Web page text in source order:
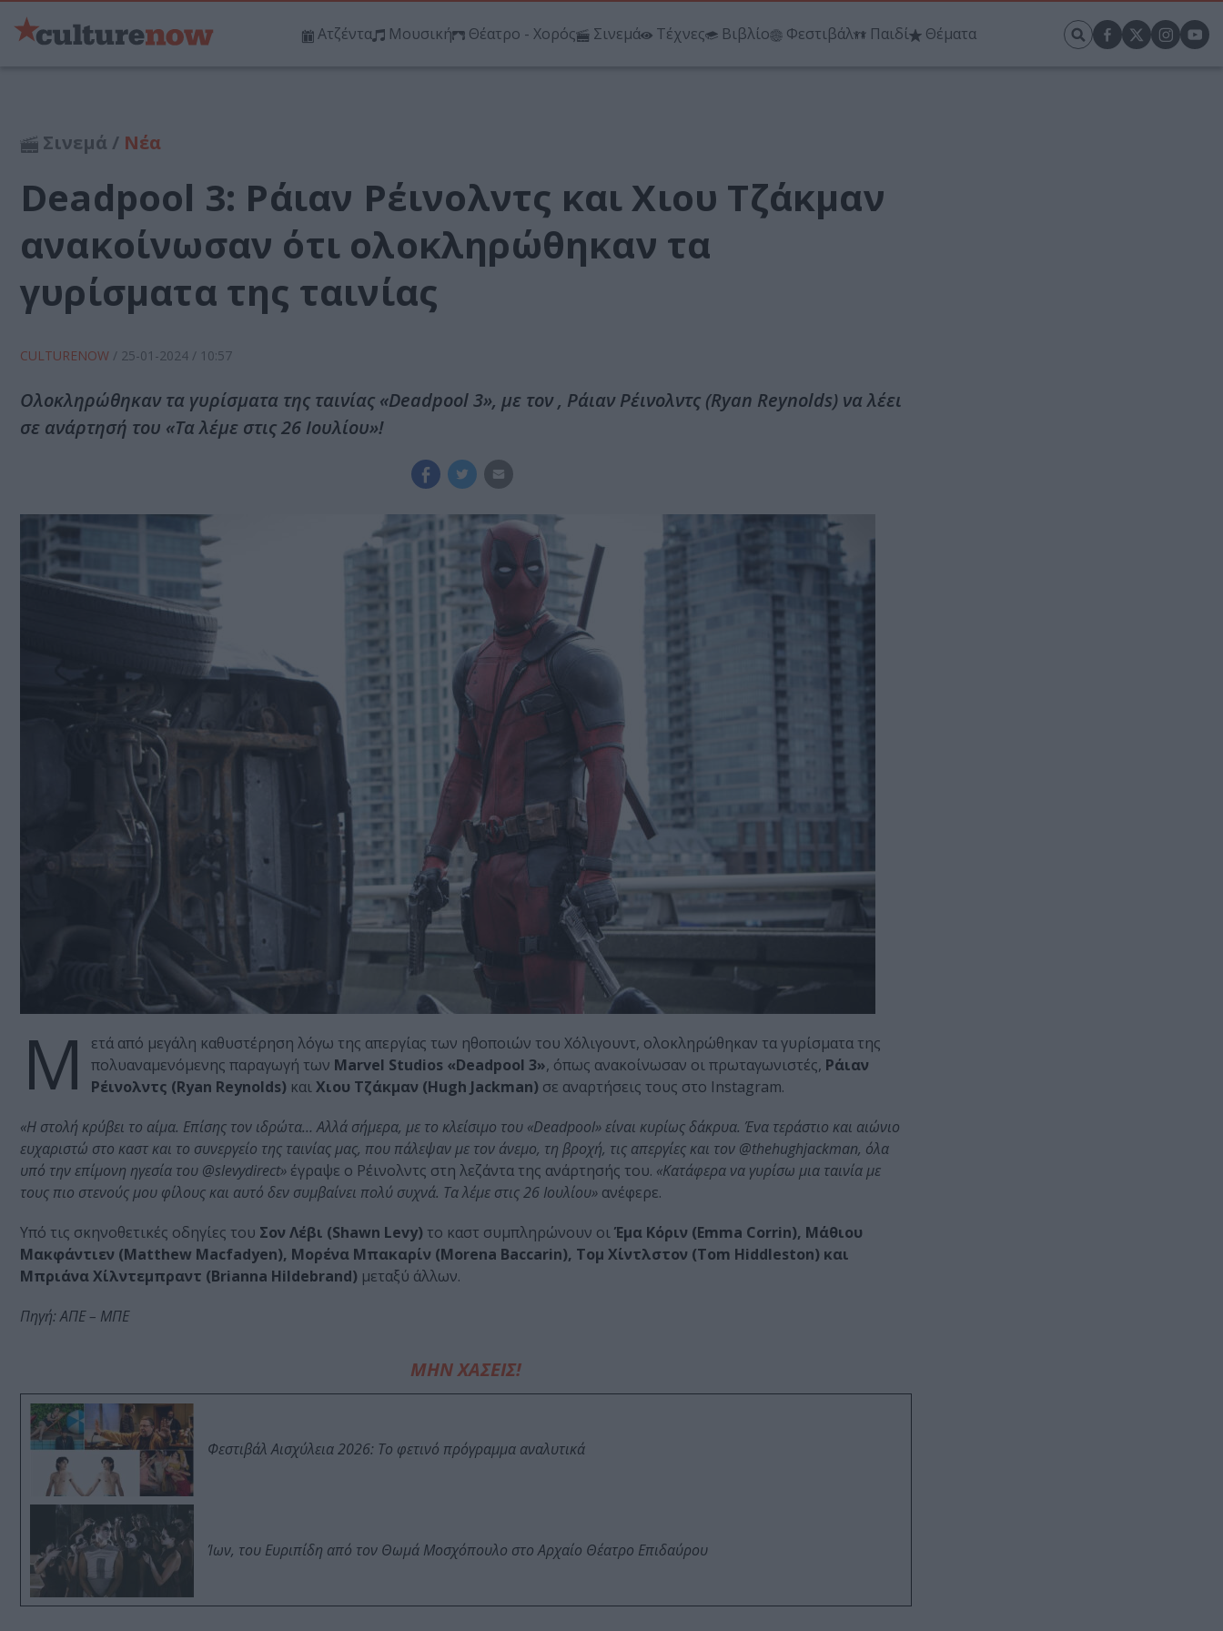
Ατζέντα Μουσική Θέατρο - Χορός Σινεμά Τέχνες Βιβλίο Φεστιβάλ Παιδί Θέματα
Σινεμά / Νέα
Deadpool 3: Ράιαν Ρέινολντς και Χιου Τζάκμαν
ανακοίνωσαν ότι ολοκληρώθηκαν τα
γυρίσματα της ταινίας
CULTURENOW / 25-01-2024 / 10:57
Ολοκληρώθηκαν τα γυρίσματα της ταινίας «Deadpool 3», με τον , Ράιαν Ρέινολντς (Ryan Reynolds) να λέει
σε ανάρτησή του «Τα λέμε στις 26 Ιουλίου»!
M
ετά από μεγάλη καθυστέρηση λόγω της απεργίας των ηθοποιών του Χόλιγουντ, ολοκληρώθηκαν τα γυρίσματα της
πολυαναμενόμενης παραγωγή των Marvel Studios «Deadpool 3», όπως ανακοίνωσαν οι πρωταγωνιστές, Ράιαν
Ρέινολντς (Ryan Reynolds) καιΧιου Τζάκμαν (Hugh Jackman) σε αναρτήσεις τους στο Instagram.
«Η στολή κρύβει το αίμα. Επίσης τον ιδρώτα… Αλλά σήμερα, με το κλείσιμο του «Deadpool» είναι κυρίως δάκρυα. Ένα τεράστιο και αιώνιο
ευχαριστώ στο καστ και το συνεργείο της ταινίας μας, που πάλεψαν με τον άνεμο, τη βροχή, τις απεργίες και τον @thehughjackman, όλα
υπό την επίμονη ηγεσία του @slevydirect» έγραψε ο Ρέινολντς στη λεζάντα της ανάρτησής του. «Κατάφερα να γυρίσω μια ταινία με
τους πιο στενούς μου φίλους και αυτό δεν συμβαίνει πολύ συχνά. Τα λέμε στις 26 Ιουλίου» ανέφερε.
Υπό τις σκηνοθετικές οδηγίες του Σον Λέβι (Shawn Levy) το καστ συμπληρώνουν οιΈμα Κόριν (Emma Corrin), Μάθιου
Μακφάντιεν (Matthew Macfadyen), Μορένα Μπακαρίν (Morena Baccarin), Τομ Χίντλστον (Tom Hiddleston) και
Μπριάνα Χίλντεμπραντ (Brianna Hildebrand) μεταξύ άλλων.
Πηγή: ΑΠΕ – ΜΠΕ
ΜΗΝ ΧΑΣΕΙΣ!
Φεστιβάλ Αισχύλεια 2026: Το φετινό πρόγραμμα αναλυτικά
Ίων, του Ευριπίδη από τον Θωμά Μοσχόπουλο στο Αρχαίο Θέατρο Επιδαύρου